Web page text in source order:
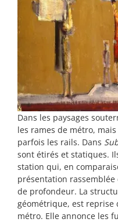
Dans les paysages
les rames de métro,
parfois les rails. Dans
sont étirés et statiques.
station qui, en
présentation
de profondeur. La
géométrique, est reprise
métro. Elle annonce les